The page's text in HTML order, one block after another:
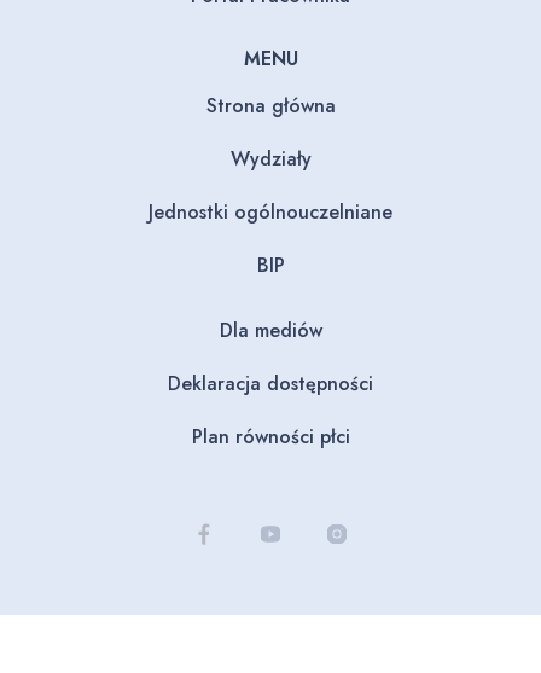
MENU
Strona główna
Wydziały
Jednostki ogólnouczelniane
BIP
Dla mediów
Deklaracja dostępności
Plan równości płci